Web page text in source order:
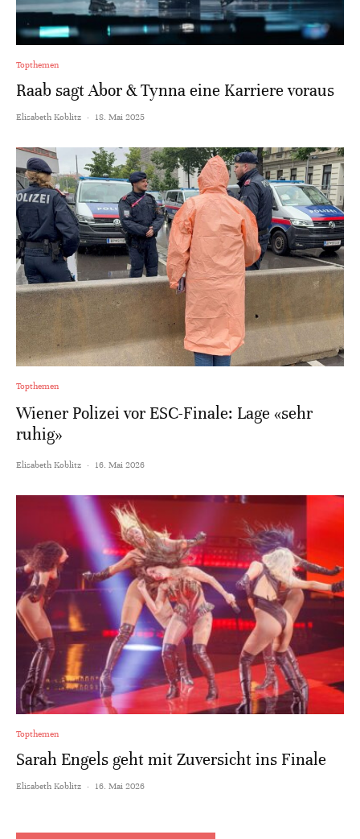
Topthemen
Raab sagt Abor & Tynna eine Karriere voraus
Elisabeth Koblitz · 18. Mai 2025
Topthemen
Wiener Polizei vor ESC-Finale: Lage «sehr
ruhig»
Elisabeth Koblitz · 16. Mai 2026
Topthemen
Sarah Engels geht mit Zuversicht ins Finale
Elisabeth Koblitz · 16. Mai 2026